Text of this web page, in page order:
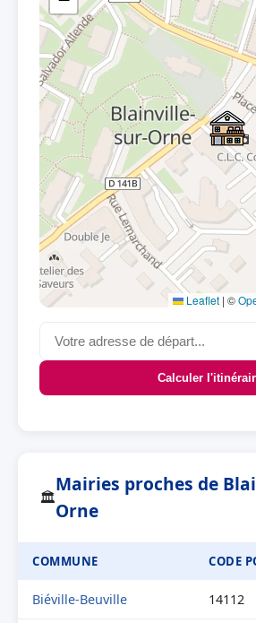
Leaflet | ©
Calculer
🏛
Mairies proches de
Orne
COMMUNE CODE
Biéville-Beuville 14112